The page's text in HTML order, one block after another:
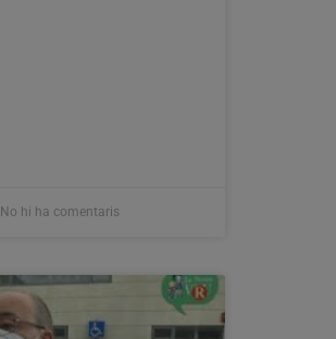
No hi ha comentaris